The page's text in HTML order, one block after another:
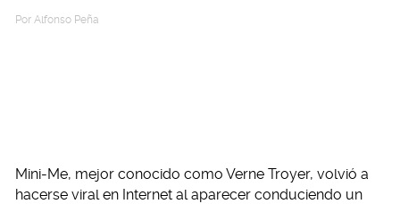
Por Alfonso Peña
Mini-Me, mejor conocido como Verne Troyer, volvió a
hacerse viral en Internet al aparecer conduciendo un